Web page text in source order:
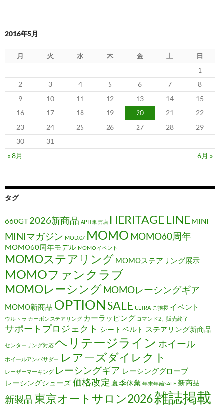
2016年5月
月 火 水 木 金 土
日
1
2
3 4 5 6 7
8
9
10 11 12 13 14
15
16
17 18 19 20 21
22
23
24 25 26 27 28
29
30
31
« 8月
6月 »
タグ
660GT 2026新商品 APIT東雲店 HERITAGE LINE MINI
MINIマガジン MOD.07 MOMO MOMO60周年
MOMO60周年モデル MOMOイベント
MOMOステアリング MOMOステアリング展示
MOMOファンクラブ
MOMOレーシングMOMOレーシングギア
MOMO新商品 OPTION SALE ULTRA ご挨拶 イベント
ウルトラ カーボンステアリング カーラッピング コマンド2、販売終了
サポートプロジェクト シートベルト ステアリング新商品
センターリング対応 ヘリテージライン ホイール
ホイールアンバサダー レアーズダイレクト
レーザーマーキング レーシングギア レーシンググローブ
レーシングシューズ価格改定 夏季休業 年末年始SALE 新商品
新製品 東京オートサロン2026雑誌掲載